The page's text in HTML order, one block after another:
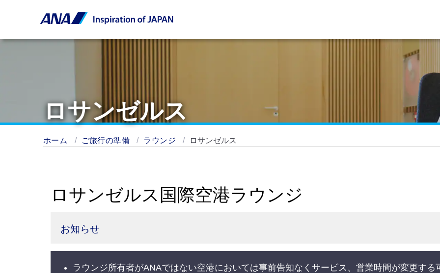
ロサンゼルス
ホーム ご旅行の準備 ラウンジ ロサンゼルス
ロサンゼルス国際空港ラウンジ
お知らせ
ラウンジ所有者がANAではない空港においては事前告知なくサービス、営業時間が変更する